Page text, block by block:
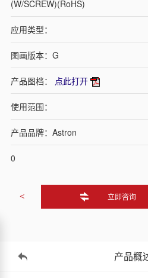
<
(W/SCREW)(RoHS)
应用类型：
图画版本：G
产品图档： 点此打开
使用范围：
产品品牌：Astron
0
立即咨询
产品概